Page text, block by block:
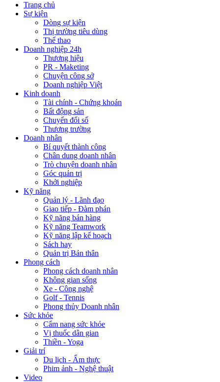
Trang chủ
Sự kiện
Dòng sự kiện
Thị trường tiêu dùng
Thể thao
Doanh nghiệp 24h
Thương hiệu
PR - Maketing
Chuyện công sở
Doanh nghiệp Việt
Kinh doanh
Tài chính - Chứng khoán
Bất động sản
Chuyển đổi số
Thương trường
Doanh nhân
Bí quyết thành công
Chân dung doanh nhân
Trò chuyện doanh nhân
Góc quản trị
Khởi nghiệp
Kỹ năng
Quản lý - Lãnh đạo
Giao tiếp - Đàm phán
Kỹ năng bán hàng
Kỹ năng Teamwork
Kỹ năng lập kế hoạch
Sách hay
Quản trị Bản thân
Phong cách
Phong cách doanh nhân
Không gian sống
Xe - Công nghệ
Golf - Tennis
Phong thủy Doanh nhân
Sức khỏe
Cẩm nang sức khỏe
Vị thuốc dân gian
Thiền - Yoga
Giải trí
Du lịch - Ẩm thực
Phim ảnh - Nghệ thuật
Video